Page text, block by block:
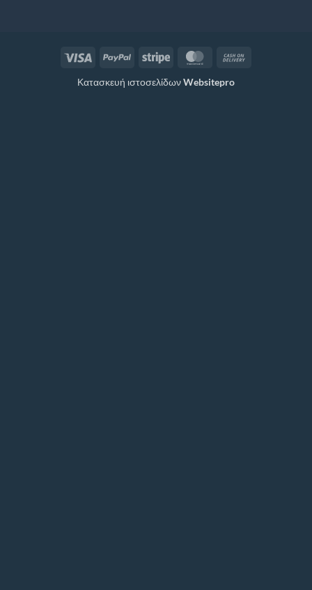
Visa PayPal Stripe MasterCard
Κατασκευή ιστοσελίδωνWebsitepro